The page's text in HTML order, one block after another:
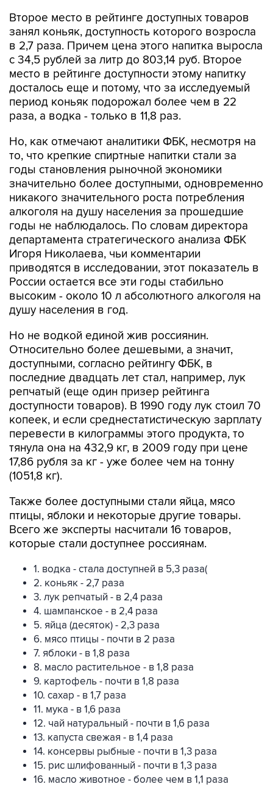
Второе место в рейтинге доступных товаров
занял коньяк, доступность которого возросла
в 2,7 раза. Причем цена этого напитка выросла
с 34,5 рублей за литр до 803,14 руб. Второе
место в рейтинге доступности этому напитку
досталось еще и потому, что за исследуемый
период коньяк подорожал более чем в 22
раза, а водка - только в 11,8 раз.
Но, как отмечают аналитики ФБК, несмотря на
то, что крепкие спиртные напитки стали за
годы становления рыночной экономики
значительно более доступными, одновременно
никакого значительного роста потребления
алкоголя на душу населения за прошедшие
годы не наблюдалось. По словам директора
департамента стратегического анализа ФБК
Игоря Николаева, чьи комментарии
приводятся в исследовании, этот показатель в
России остается все эти годы стабильно
высоким - около 10 л абсолютного алкоголя на
душу населения в год.
Но не водкой единой жив россиянин.
Относительно более дешевыми, а значит,
доступными, согласно рейтингу ФБК, в
последние двадцать лет стал, например, лук
репчатый (еще один призер рейтинга
доступности товаров). В 1990 году лук стоил 70
копеек, и если среднестатистическую зарплату
перевести в килограммы этого продукта, то
тянула она на 432,9 кг, в 2009 году при цене
17,86 рубля за кг - уже более чем на тонну
(1051,8 кг).
Также более доступными стали яйца, мясо
птицы, яблоки и некоторые другие товары.
Всего же эксперты насчитали 16 товаров,
которые стали доступнее россиянам.
1. водка - стала доступней в 5,3 раза(
2. коньяк - 2,7 раза
3. лук репчатый - в 2,4 раза
4. шампанское - в 2,4 раза
5. яйца (десяток) - 2,3 раза
6. мясо птицы - почти в 2 раза
7. яблоки - в 1,8 раза
8. масло растительное - в 1,8 раза
9. картофель - почти в 1,8 раза
10. сахар - в 1,7 раза
11. мука - в 1,6 раза
12. чай натуральный - почти в 1,6 раза
13. капуста свежая - в 1,4 раза
14. консервы рыбные - почти в 1,3 раза
15. рис шлифованный - почти в 1,3 раза
16. масло животное - более чем в 1,1 раза